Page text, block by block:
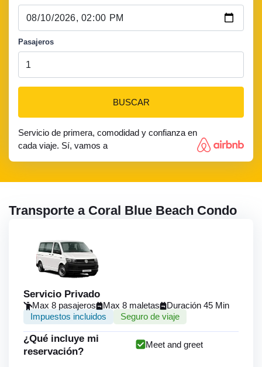
Pasajeros
BUSCAR
Servicio de primera, comodidad y confianza en
cada viaje. Sí, vamos a
Transporte a Coral Blue Beach Condo
Servicio Privado
Max 8 pasajeros Max 8 maletas
Duración 45 Min
Impuestos incluidos
Seguro de viaje
¿Qué incluye mi
reservación?
Meet and greet